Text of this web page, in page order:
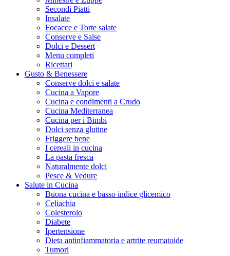
Secondi Piatti
Insalate
Focacce e Torte salate
Conserve e Salse
Dolci e Dessert
Menu completi
Ricettari
Gusto & Benessere
Conserve dolci e salate
Cucina a Vapore
Cucina e condimenti a Crudo
Cucina Mediterranea
Cucina per i Bimbi
Dolci senza glutine
Friggere bene
I cereali in cucina
La pasta fresca
Naturalmente dolci
Pesce & Vedure
Salute in Cucina
Buona cucina e basso indice glicemico
Celiachia
Colesterolo
Diabete
Ipertensione
Dieta antinfiammatoria e artrite reumatoide
Tumori